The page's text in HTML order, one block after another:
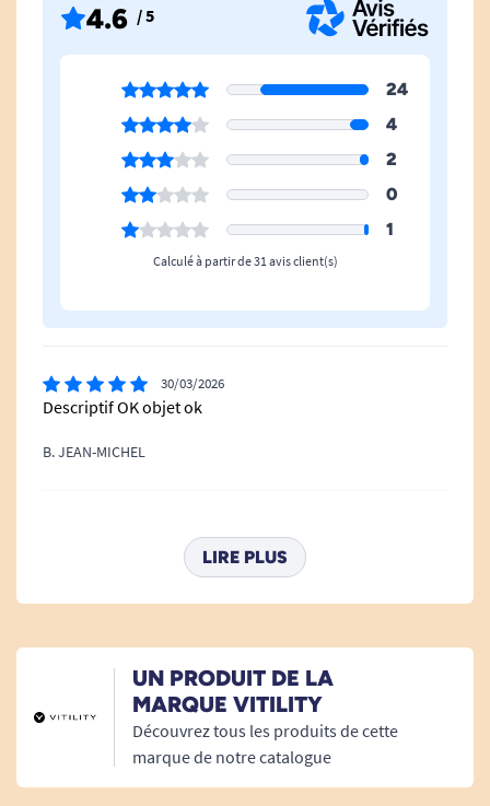
4.6 / 5
24
4
2
0
1
Calculé à partir de 31 avis client(s)
30/03/2026
Descriptif OK objet ok
B. JEAN-MICHEL
Très bon produit. Je suis satisfait.
16/11/2024
LIRE PLUS
UN PRODUIT DE LA
MARQUE VITILITY
Découvrez tous les produits de cette
marque de notre catalogue